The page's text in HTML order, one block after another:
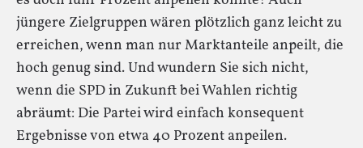
jüngere Zielgruppen wären plötzlich ganz leicht zu
erreichen, wenn man nur Marktanteile anpeilt, die
hoch genug sind. Und wundern Sie sich nicht,
wenn die SPD in Zukunft bei Wahlen richtig
abräumt: Die Partei wird einfach konsequent
Ergebnisse von etwa 40 Prozent anpeilen.